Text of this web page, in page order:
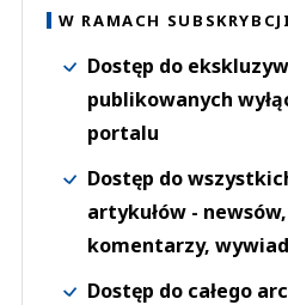
W RAMACH
Dostęp do
publikowanych
portalu
Dostęp do
artykułów -
komentarzy,
Dostęp do całego